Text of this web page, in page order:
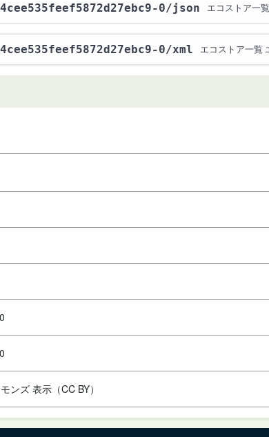
0/json エコストア一
0/xml エコストア一覧
ンズ 表示（CC BY）